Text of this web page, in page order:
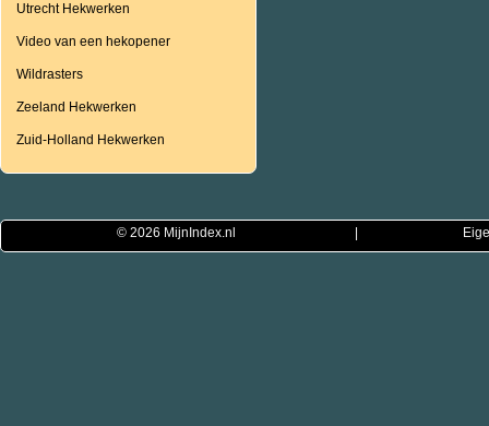
Utrecht Hekwerken
Video van een hekopener
Wildrasters
Zeeland Hekwerken
Zuid-Holland Hekwerken
© 2026 MijnIndex.nl